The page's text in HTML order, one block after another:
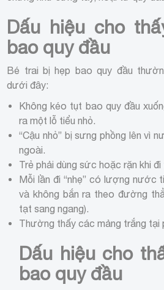
Dấu hiệu cho
bao quy đầu
Bé trai bị hẹp bao quy đầu
dưới đây:
Không kéo tụt bao quy đầu
ra một lỗ tiểu nhỏ.
“Cậu nhỏ” bị sưng phồng lên vì
ngoài.
Trẻ phải dùng sức hoặc rặn khi đi
Mỗi lần đi “nhẹ” có lượng nước
và không bắn ra theo đường
tạt sang ngang).
Thường thấy các mảng trắng tại
Dấu hiệu cho
bao quy đầu